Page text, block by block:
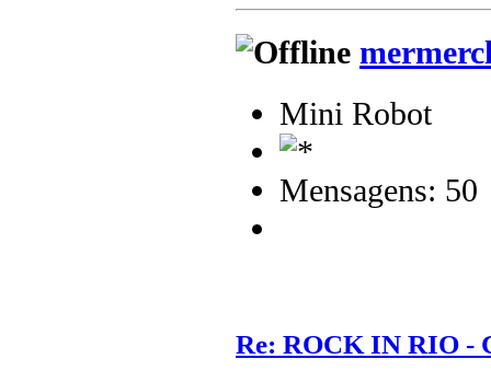
Mini Robot
Mensagens: 50
Re: ROCK IN RIO -